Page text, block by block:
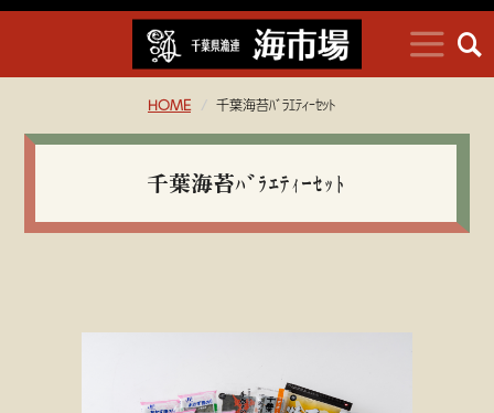
HOME 千葉海苔ﾊﾞﾗｴﾃｨｰｾｯﾄ
千葉海苔ﾊﾞﾗｴﾃｨｰｾｯﾄ